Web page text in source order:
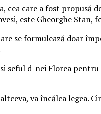
cea care a fost propusă
este Gheorghe Stan,
se formulează doar
seful d-nei Florea
va încălca legea.